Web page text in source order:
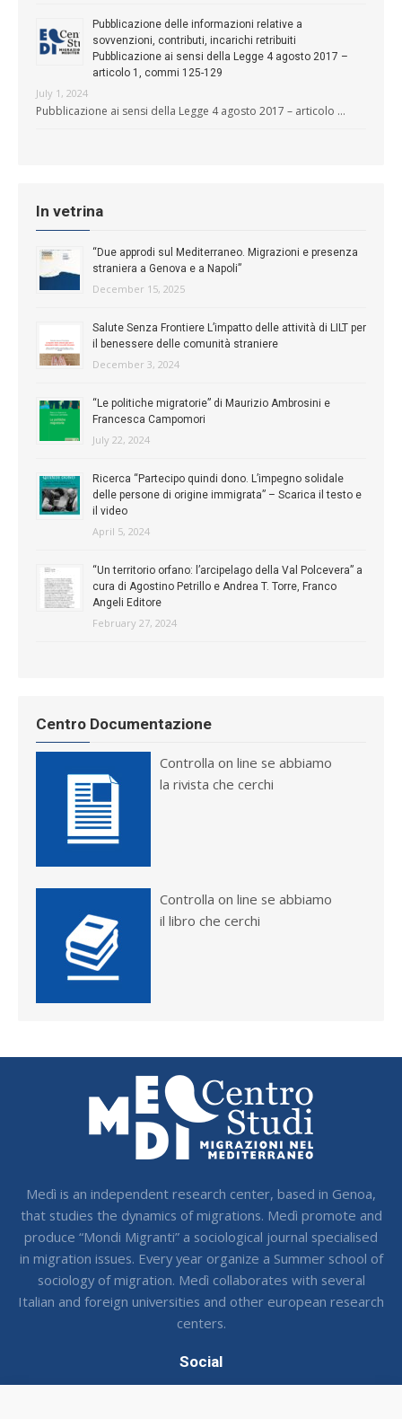
Pubblicazione delle informazioni relative a
sovvenzioni, contributi, incarichi retribuiti
Pubblicazione ai sensi della Legge 4 agosto 2017 –
articolo 1, commi 125-129
July 1, 2024
Pubblicazione ai sensi della Legge 4 agosto 2017 – articolo …
In vetrina
“Due approdi sul Mediterraneo. Migrazioni e presenza
straniera a Genova e a Napoli”
December 15, 2025
Salute Senza Frontiere L’impatto delle attività di LILT per
il benessere delle comunità straniere
December 3, 2024
“Le politiche migratorie” di Maurizio Ambrosini e
Francesca Campomori
July 22, 2024
Ricerca “Partecipo quindi dono. L’impegno solidale
delle persone di origine immigrata” – Scarica il testo e
il video
April 5, 2024
“Un territorio orfano: l’arcipelago della Val Polcevera” a
cura di Agostino Petrillo e Andrea T. Torre, Franco
Angeli Editore
February 27, 2024
Centro Documentazione
Controlla on line se abbiamo
la rivista che cerchi
Controlla on line se abbiamo
il libro che cerchi
Medì is an independent research center, based in Genoa,
that studies the dynamics of migrations. Medì promote and
produce “Mondi Migranti” a sociological journal specialised
in migration issues. Every year organize a Summer school of
sociology of migration. Medì collaborates with several
Italian and foreign universities and other european research
centers.
Social